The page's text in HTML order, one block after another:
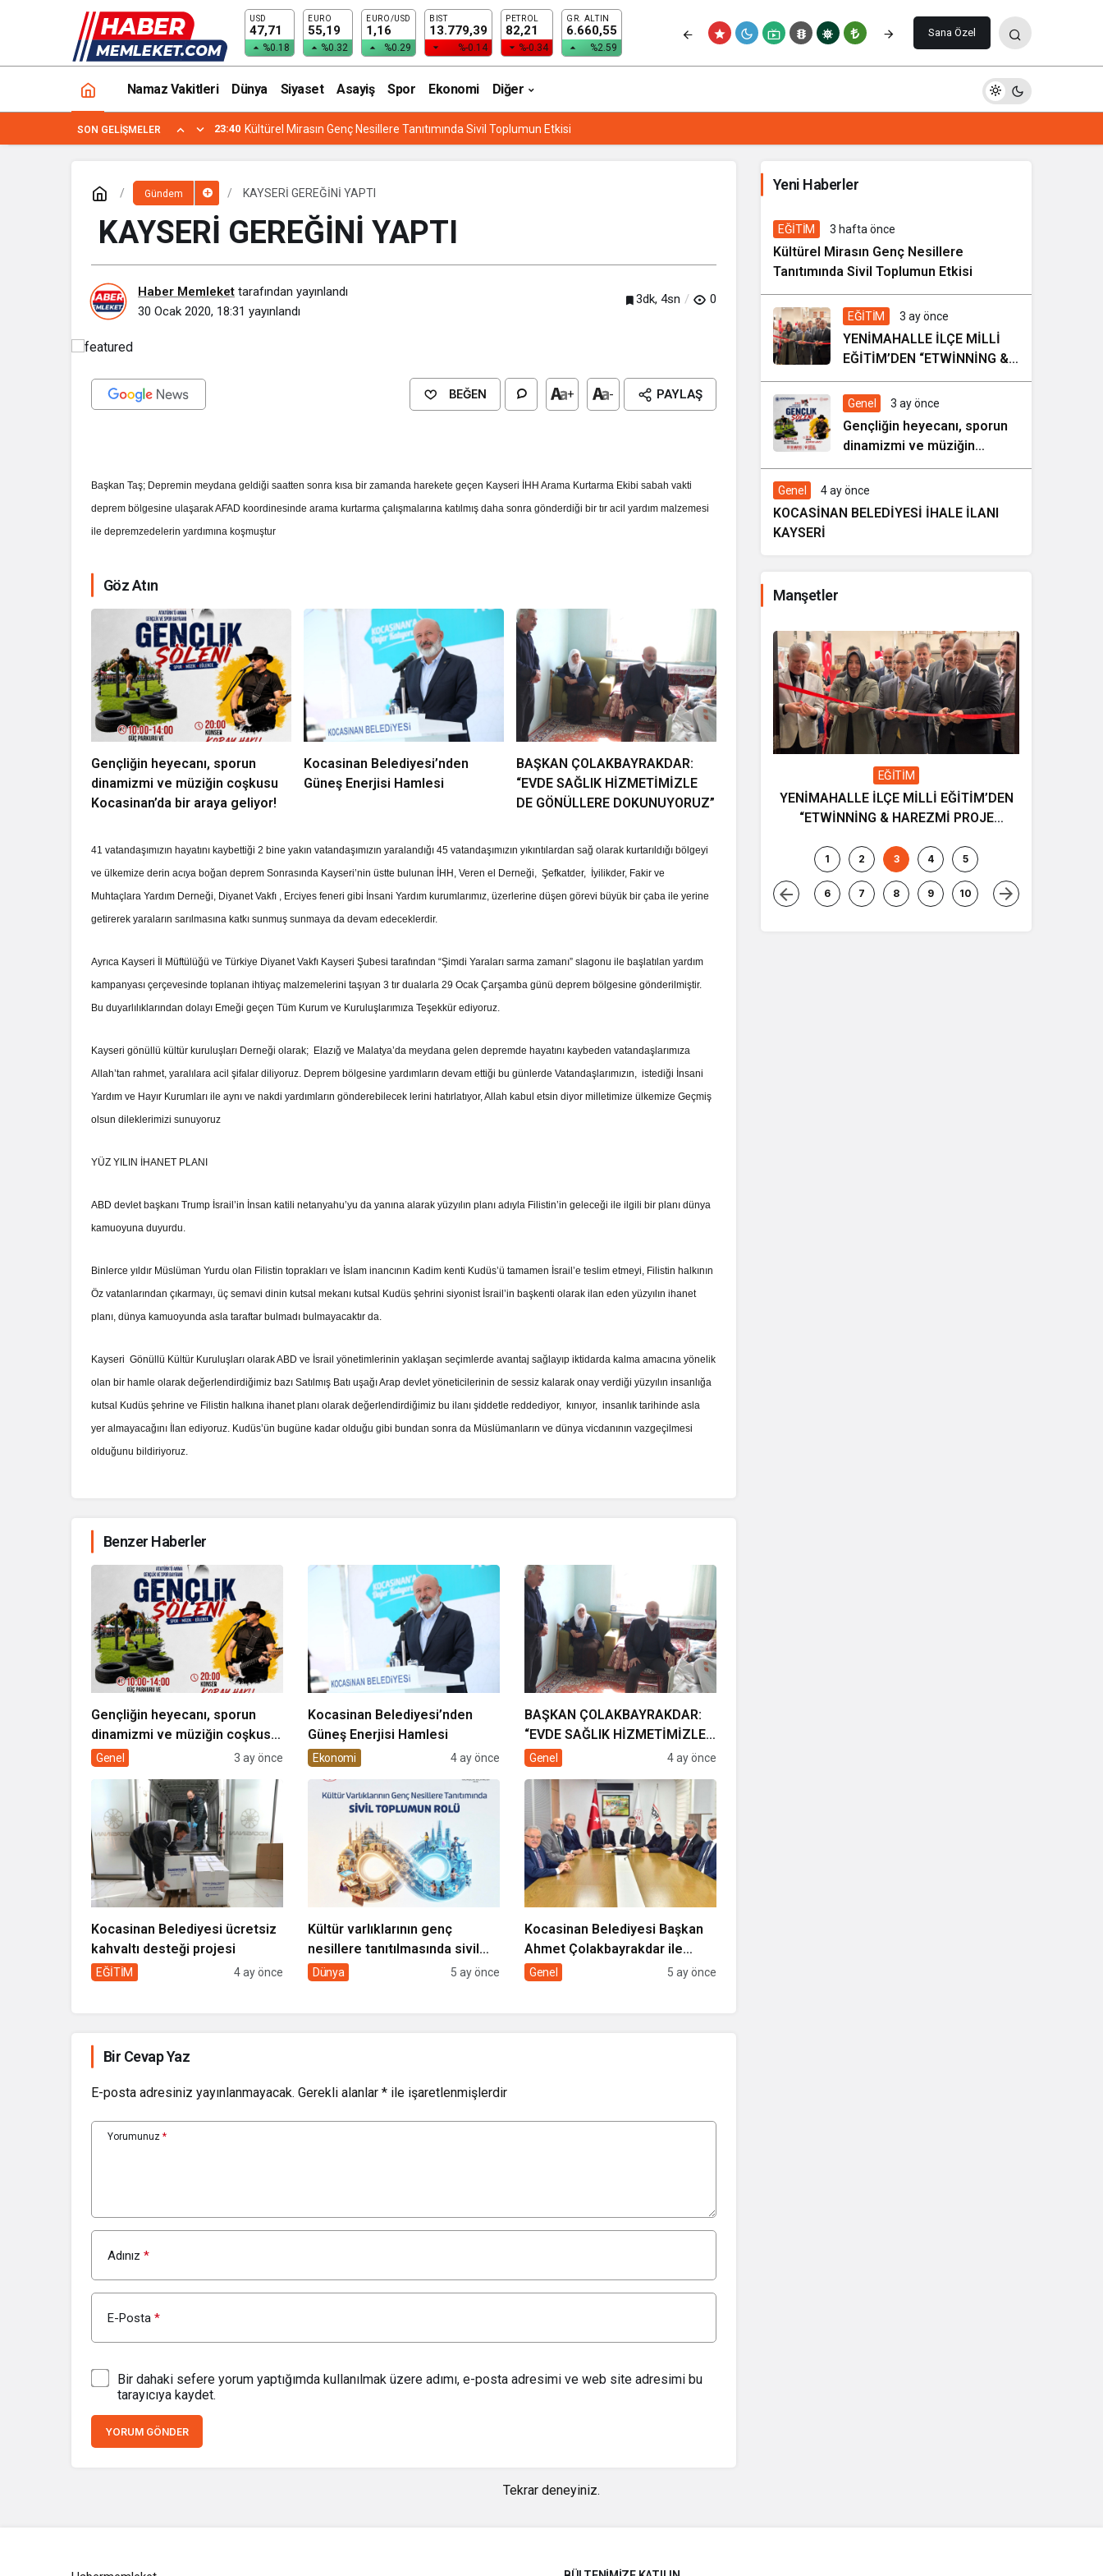
USD
47,71
%0.18
EURO
55,19
%0.32
EURO/USD
1,16
%0.29
BIST
13.779,39
%-0.14
PETROL
82,21
%-0.34
GR. ALTIN
6.660,55
%2.59
Sana Özel
Namaz Vakitleri Dünya Siyaset Asayiş Spor Ekonomi Diğer
SON GELIŞMELER 23:40 Kültürel Mirasın Genç Nesillere Tanıtımında Sivil Toplumun Etkisi
Gündem KAYSERİ GEREĞİNİ YAPTI
KAYSERİ GEREĞİNİ YAPTI
Haber Memleket tarafından yayınlandı
30 Ocak 2020, 18:31 yayınlandı
3dk, 4sn 0
BEĞEN + - PAYLAŞ
Başkan Taş; Depremin meydana geldiği saatten sonra kısa bir zamanda harekete geçen Kayseri İHH Arama Kurtarma Ekibi sabah vakti
deprem bölgesine ulaşarak AFAD koordinesinde arama kurtarma çalışmalarına katılmış daha sonra gönderdiği bir tır acil yardım malzemesi
ile depremzedelerin yardımına koşmuştur
Göz Atın
Gençliğin heyecanı, sporun
dinamizmi ve müziğin coşkusu
Kocasinan’da bir araya geliyor!
Kocasinan Belediyesi’nden
Güneş Enerjisi Hamlesi
BAŞKAN ÇOLAKBAYRAKDAR:
“EVDE SAĞLIK HİZMETİMİZLE
DE GÖNÜLLERE DOKUNUYORUZ”
41 vatandaşımızın hayatını kaybettiği 2 bine yakın vatandaşımızın yaralandığı 45 vatandaşımızın yıkıntılardan sağ olarak kurtarıldığı bölgeyi
ve ülkemize derin acıya boğan deprem Sonrasında Kayseri’nin üstte bulunan İHH, Veren el Derneği, Şefkatder, İyilikder, Fakir ve
Muhtaçlara Yardım Derneği, Diyanet Vakfı , Erciyes feneri gibi İnsani Yardım kurumlarımız, üzerlerine düşen görevi büyük bir çaba ile yerine
getirerek yaraların sarılmasına katkı sunmuş sunmaya da devam edeceklerdir.
Ayrıca Kayseri İl Müftülüğü ve Türkiye Diyanet Vakfı Kayseri Şubesi tarafından “Şimdi Yaraları sarma zamanı” slagonu ile başlatılan yardım
kampanyası çerçevesinde toplanan ihtiyaç malzemelerini taşıyan 3 tır dualarla 29 Ocak Çarşamba günü deprem bölgesine gönderilmiştir.
Bu duyarlılıklarından dolayı Emeği geçen Tüm Kurum ve Kuruluşlarımıza Teşekkür ediyoruz.
Kayseri gönüllü kültür kuruluşları Derneği olarak; Elazığ ve Malatya’da meydana gelen depremde hayatını kaybeden vatandaşlarımıza
Allah’tan rahmet, yaralılara acil şifalar diliyoruz. Deprem bölgesine yardımların devam ettiği bu günlerde Vatandaşlarımızın, istediği İnsani
Yardım ve Hayır Kurumları ile aynı ve nakdi yardımların gönderebilecek lerini hatırlatıyor, Allah kabul etsin diyor milletimize ülkemize Geçmiş
olsun dileklerimizi sunuyoruz
YÜZ YILIN İHANET PLANI
ABD devlet başkanı Trump İsrail’in İnsan katili netanyahu’yu da yanına alarak yüzyılın planı adıyla Filistin’in geleceği ile ilgili bir planı dünya
kamuoyuna duyurdu.
Binlerce yıldır Müslüman Yurdu olan Filistin toprakları ve İslam inancının Kadim kenti Kudüs’ü tamamen İsrail’e teslim etmeyi, Filistin halkının
Öz vatanlarından çıkarmayı, üç semavi dinin kutsal mekanı kutsal Kudüs şehrini siyonist İsrail’in başkenti olarak ilan eden yüzyılın ihanet
planı, dünya kamuoyunda asla taraftar bulmadı bulmayacaktır da.
Kayseri Gönüllü Kültür Kuruluşları olarak ABD ve İsrail yönetimlerinin yaklaşan seçimlerde avantaj sağlayıp iktidarda kalma amacına yönelik
olan bir hamle olarak değerlendirdiğimiz bazı Satılmış Batı uşağı Arap devlet yöneticilerinin de sessiz kalarak onay verdiği yüzyılın insanlığa
kutsal Kudüs şehrine ve Filistin halkına ihanet planı olarak değerlendirdiğimiz bu ilanı şiddetle reddediyor, kınıyor, insanlık tarihinde asla
yer almayacağını İlan ediyoruz. Kudüs’ün bugüne kadar olduğu gibi bundan sonra da Müslümanların ve dünya vicdanının vazgeçilmesi
olduğunu bildiriyoruz.
KAYSERİ GEREĞİNİ YAPTI
Benzer Haberler
Gençliğin heyecanı, sporun
dinamizmi ve müziğin coşkusu
Kocasinan’da bir araya geliyor!
Genel 3 ay önce
Kocasinan Belediyesi’nden
Güneş Enerjisi Hamlesi
Ekonomi 4 ay önce
BAŞKAN ÇOLAKBAYRAKDAR:
“EVDE SAĞLIK HİZMETİMİZLE
DE GÖNÜLLERE
Genel 4 ay önce
Kocasinan Belediyesi ücretsiz
kahvaltı desteği projesi
EĞİTİM 4 ay önce
Kültür varlıklarının genç
nesillere tanıtılmasında sivil
toplumun rolü
Dünya 5 ay önce
Kocasinan Belediyesi Başkan
Ahmet Çolakbayrakdar ile
yeniliklere imza atıyor
Genel 5 ay önce
Bir Cevap Yaz
E-posta adresiniz yayınlanmayacak. Gerekli alanlar * ile işaretlenmişlerdir
Yorumunuz *
Adınız *
E-Posta *
Bir dahaki sefere yorum yaptığımda kullanılmak üzere adımı, e-posta adresimi ve web site adresimi bu
tarayıcıya kaydet.
YORUM GÖNDER
Yeni Haberler
6 gün önce
EĞİTİM 3 hafta önce
Kültürel Mirasın Genç Nesillere
Tanıtımında Sivil Toplumun Etkisi
EĞİTİM 3 ay önce
YENİMAHALLE İLÇE MİLLİ
EĞİTİM’DEN “ETWİNNİNG &
HAREZMİ PROJE ŞENLİĞİ”
Genel 3 ay önce
Gençliğin heyecanı, sporun
dinamizmi ve müziğin
coşkusu Kocasinan’da bir
araya geliyor!
Genel 4 ay önce
KOCASİNAN BELEDİYESİ İHALE İLANI
KAYSERİ
Manşetler
Genel
İhale ilanı Kocasinan Belediyesi
EĞİTİM
Kültürel Mirasın Genç Nesillere
Tanıtımında Sivil Toplumun Etkisi
EĞİTİM
YENİMAHALLE İLÇE MİLLİ EĞİTİM’DEN
“ETWİNNİNG & HAREZMİ PROJE
1 2 3 4 5
6 7 8 9 10
Tekrar deneyiniz.